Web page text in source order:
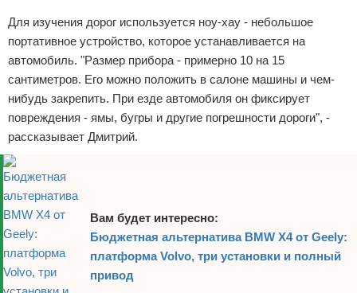
Для изучения дорог используется ноу-хау - небольшое
портативное устройство, которое устанавливается на
автомобиль. "Размер прибора - примерно 10 на 15
сантиметров. Его можно положить в салоне машины и чем-
нибудь закрепить. При езде автомобиля он фиксирует
повреждения - ямы, бугры и другие погрешности дороги", -
рассказывает Дмитрий.
Вам будет интересно:
Бюджетная альтернатива BMW X4 от Geely:
платформа Volvo, три установки и полный
привод